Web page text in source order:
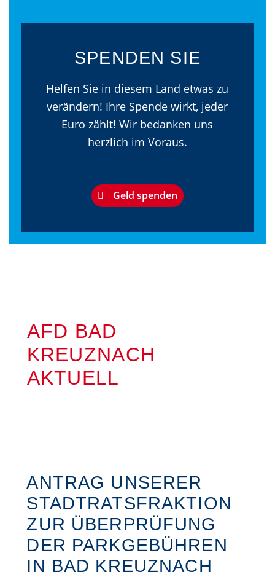
SPENDEN SIE
Helfen Sie in diesem Land etwas zu
verändern! Ihre Spende wirkt, jeder
Euro zählt! Wir bedanken uns
herzlich im Voraus.
Geld spenden
AFD BAD
KREUZNACH
AKTUELL
ANTRAG UNSERER
STADTRATSFRAKTION
ZUR ÜBERPRÜFUNG
DER PARKGEBÜHREN
IN BAD KREUZNACH